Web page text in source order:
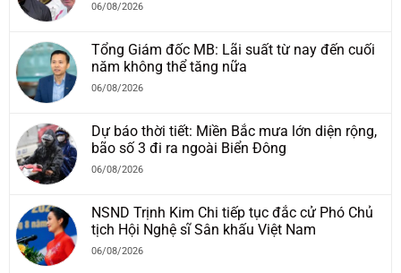
06/08/2026
Tổng Giám đốc MB: Lãi suất từ nay đến cuối
năm không thể tăng nữa
06/08/2026
Dự báo thời tiết: Miền Bắc mưa lớn diện rộng,
bão số 3 đi ra ngoài Biển Đông
06/08/2026
NSND Trịnh Kim Chi tiếp tục đắc cử Phó Chủ
tịch Hội Nghệ sĩ Sân khấu Việt Nam
06/08/2026